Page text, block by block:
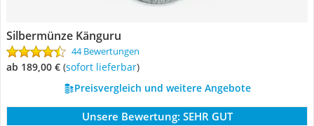
Silbermünze Känguru
44 Bewertungen
ab 189,00 € ( Sofort lieferbar)
Preisvergleich und weitere Angebote
Unsere Bewertung: SEHR GUT